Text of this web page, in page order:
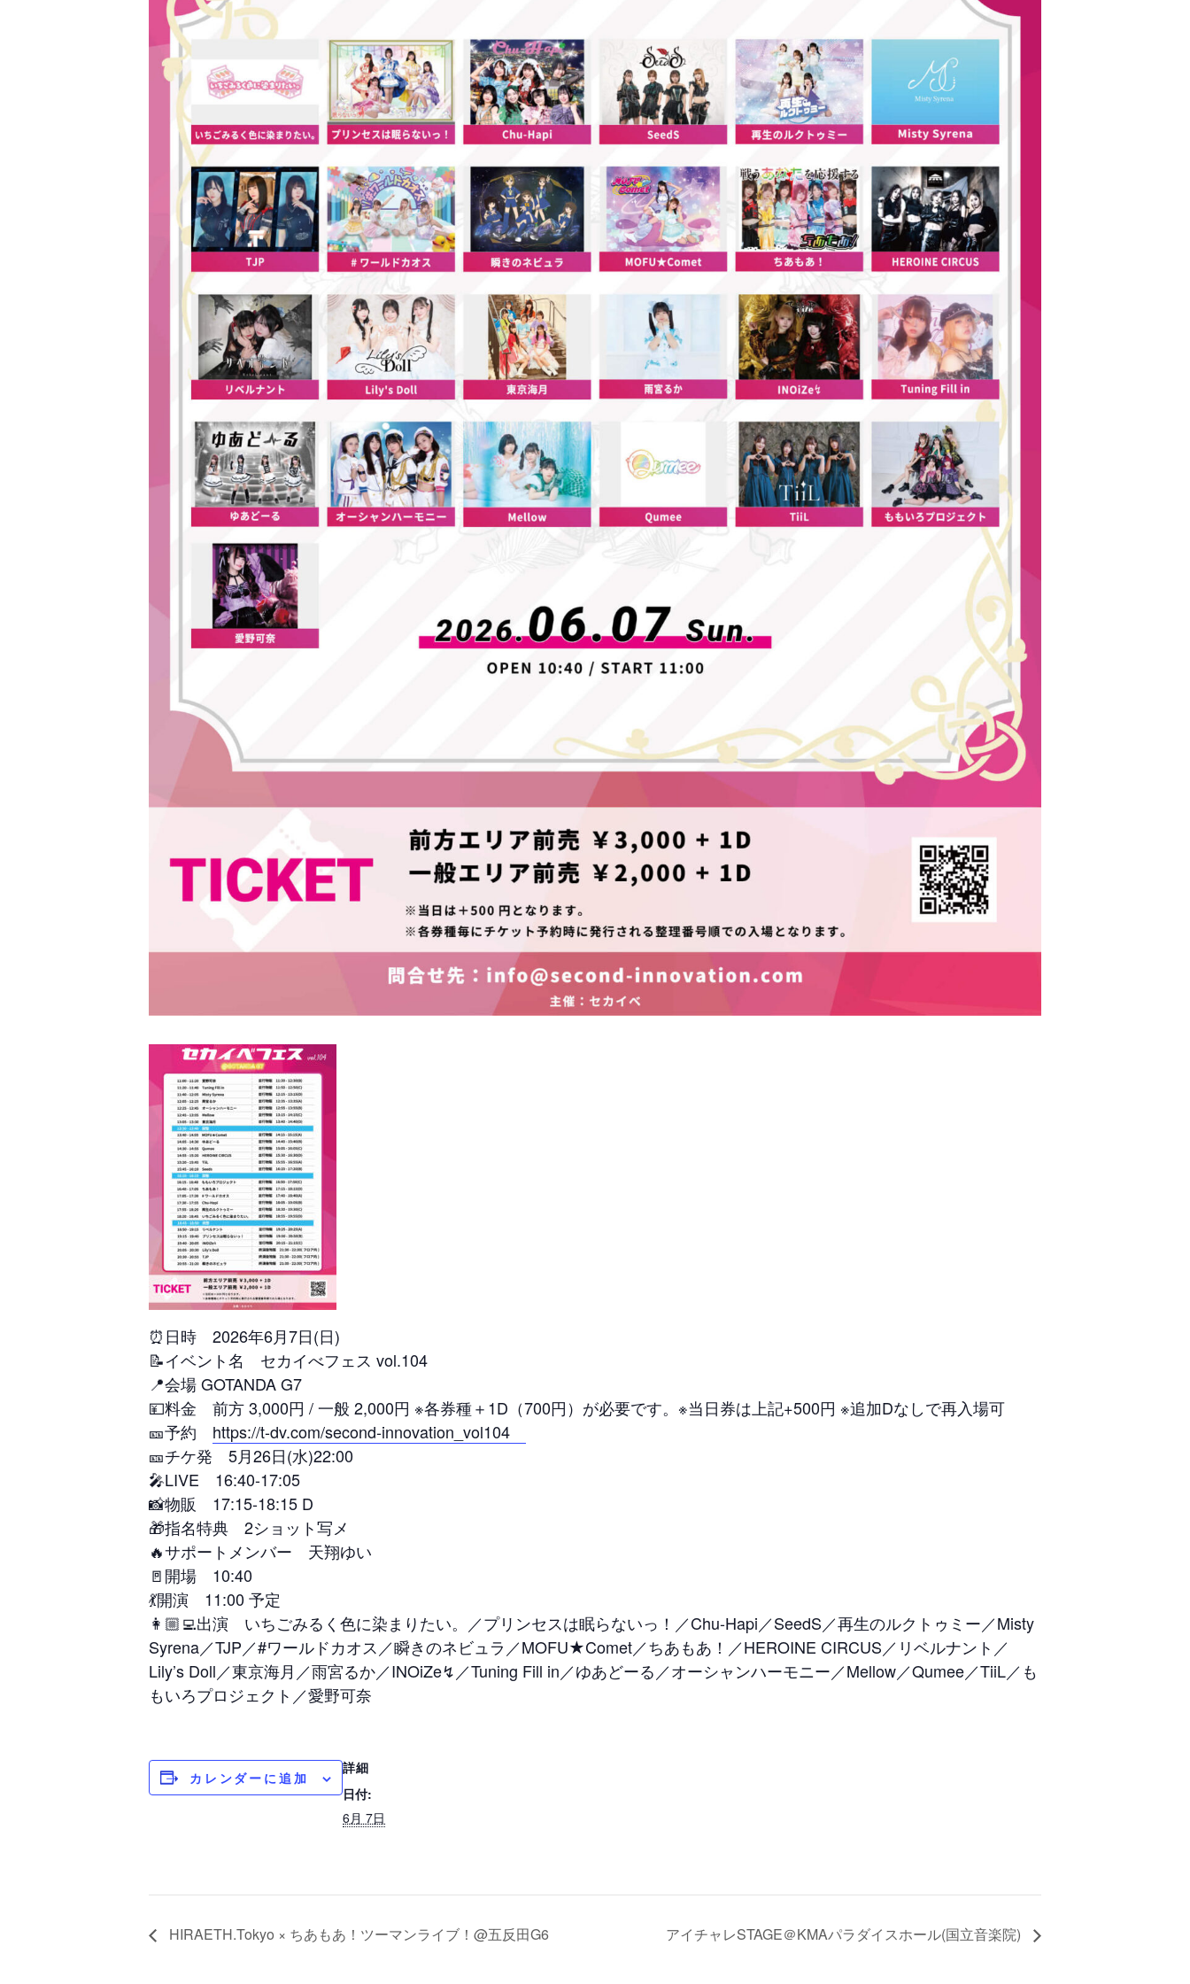
⏰日時 2026年6月7日(日)
📝イベント名 セカイべフェス vol.104
📍会場 GOTANDA G7
💴料金 前方 3,000円 / 一般 2,000円 ※各券種＋1D（700円）が必要です。※当日券は上記+500円 ※追加Dなしで再入場可
🎫予約 https://t-dv.com/second-innovation_vol104
🎫チケ発 5月26日(水)22:00
🎤LIVE 16:40-17:05
📸物販 17:15-18:15 D
🎁指名特典 2ショット写メ
🔥サポートメンバー 天翔ゆい
🚪開場 10:40
💃開演 11:00 予定
👩🏼‍💻出演 いちごみるく色に染まりたい。／プリンセスは眠らないっ！／Chu-Hapi／SeedS／再生のルクトゥミー／Misty
Syrena／TJP／#ワールドカオス／瞬きのネビュラ／MOFU★Comet／ちあもあ！／HEROINE CIRCUS／リベルナント／
Lily’s Doll／東京海月／雨宮るか／INOiZe↯／Tuning Fill in／ゆあどーる／オーシャンハーモニー／Mellow／Qumee／TiiL／も
もいろプロジェクト／愛野可奈
カレンダーに追加
詳細
日付:
6月 7日
HIRAETH.Tokyo × ちあもあ！ツーマンライブ！@五反田G6 アイチャレSTAGE＠KMAパラダイスホール(国立音楽院)